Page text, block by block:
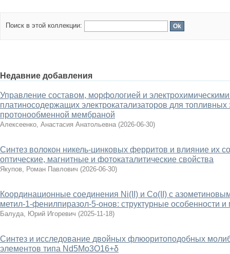
Поиск в этой коллекции:
Недавние добавления
Управление составом, морфологией и
платиносодержащих электрокатализаторов для топливных
протонообменной мембраной
Алексеенко, Анастасия Анатольевна (2026-06-30)
Синтез волокон никель-цинковых ферритов и влияние их
оптические, магнитные и фотокаталитические свойства
Якупов, Роман Павлович (2026-06-30)
Координационные соединения Ni(II) и Co(II) с
метил-1-фенилпиразол-5-онов: структурные особенности и
Балуда, Юрий Игоревич (2025-11-18)
Синтез и исследование двойных флюоритоподобных
элементов типа Nd5Mo3O16+δ